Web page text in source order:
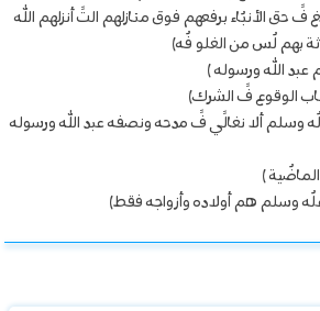
فً حق الأنبٌاء برفعهم فوق منازلهم التً أنزلهم الله
بهم لٌس من الغلو فٌه)
الله ورسوله )
الوقوع فً الشرك)
وسلم ألا نغالًي فً مدحه ونصفه عبد الله ورسوله
)